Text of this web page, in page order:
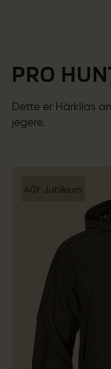
PRO
Dette er Härkilas
jegere.
40Y Jubileum